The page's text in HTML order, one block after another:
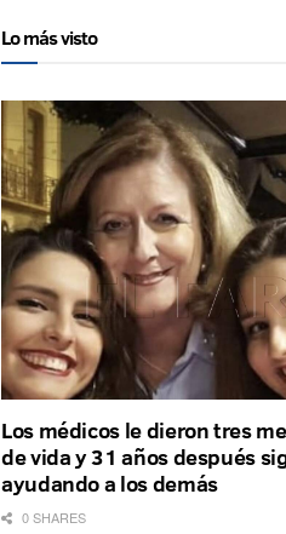
Lo más visto
Los médicos le dieron tres
de vida y 31 años después
ayudando a los demás
0 SHARES